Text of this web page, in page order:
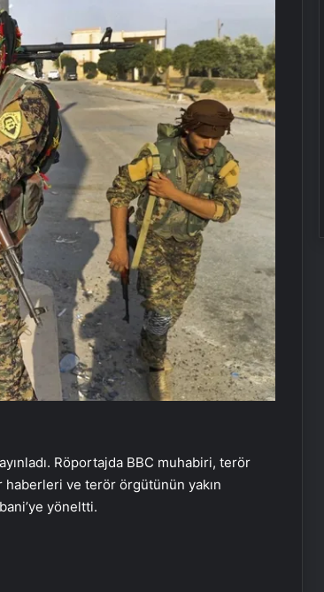
Röportajda BBC muhabiri, terör
haberleri ve terör örgütünün yakın
yöneltti.